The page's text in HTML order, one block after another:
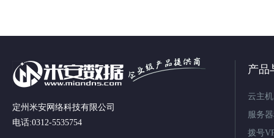
定州米安网络科技有限公司
电话:0312-5535754
产品
云主机
服务
拨号